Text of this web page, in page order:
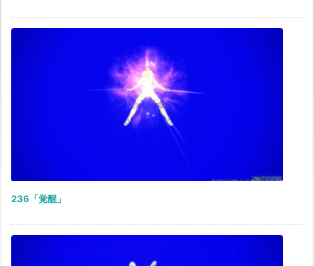
236「覚醒」